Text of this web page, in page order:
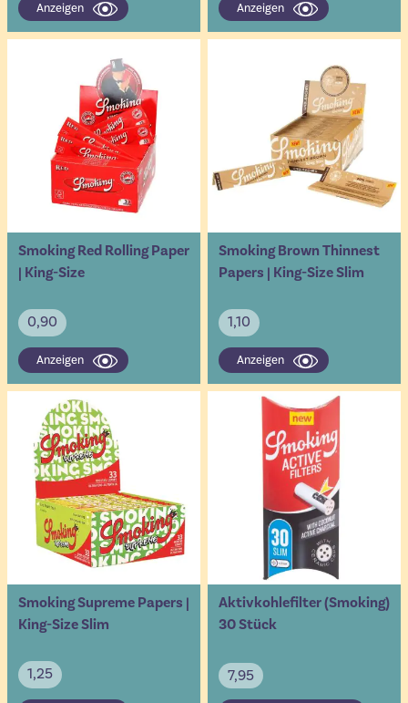
Anzeigen Anzeigen
Smoking Red Rolling Paper
| King-Size
0,90
Anzeigen
Smoking Brown Thinnest
Papers | King-Size Slim
1,10
Anzeigen
Smoking Supreme Papers |
King-Size Slim
1,25
Aktivkohlefilter (Smoking)
30 Stück
7,95